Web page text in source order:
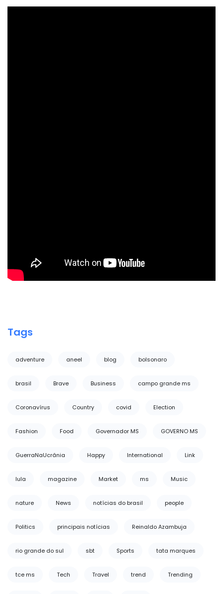
Tags
adventure aneel blog bolsonaro
brasil Brave Business campo grande ms
Coronavírus Country covid Election
Fashion Food Governador MS GOVERNO MS
GuerraNaUcrânia Happy International Link
lula magazine Market ms Music
nature News notícias do brasil people
Politics principais notícias Reinaldo Azambuja
rio grande do sul sbt Sports tata marques
tce ms Tech Travel trend Trending